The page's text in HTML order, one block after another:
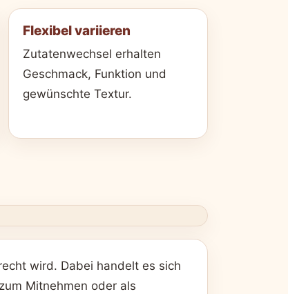
Flexibel variieren
Zutatenwechsel erhalten
Geschmack, Funktion und
gewünschte Textur.
wird. Dabei handelt es sich
Mitnehmen oder als